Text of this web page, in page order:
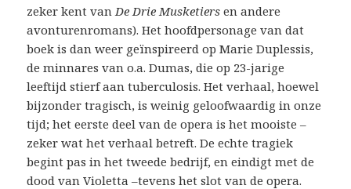
zeker kent van De Drie Musketiers en andere
avonturenromans). Het hoofdpersonage van dat
boek is dan weer geïnspireerd op Marie Duplessis,
de minnares van o.a. Dumas, die op 23-jarige
leeftijd stierf aan tuberculosis. Het verhaal, hoewel
bijzonder tragisch, is weinig geloofwaardig in onze
tijd; het eerste deel van de opera is het mooiste –
zeker wat het verhaal betreft. De echte tragiek
begint pas in het tweede bedrijf, en eindigt met de
dood van Violetta –tevens het slot van de opera.